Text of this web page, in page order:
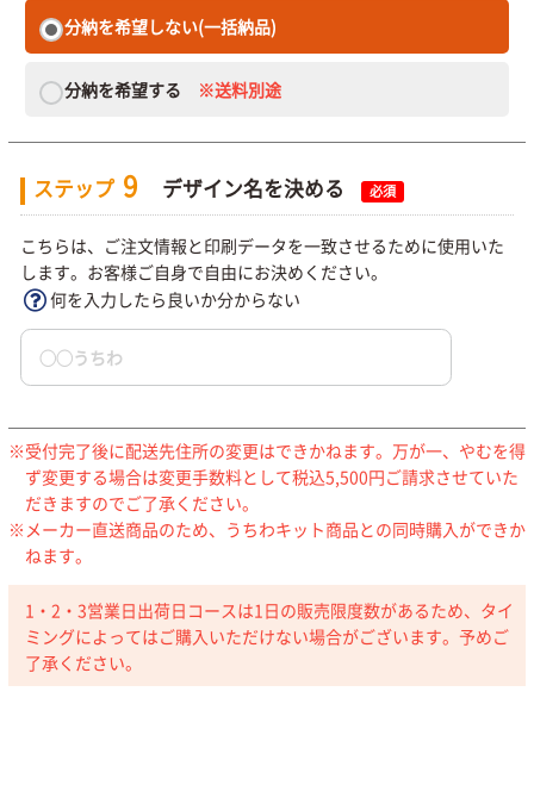
分納を希望しない(一括納品)
分納を希望する ※送料別途
ステップ 9 デザイン名を決める 必須
こちらは、ご注文情報と印刷データを一致させるために使用いた
します。お客様ご自身で自由にお決めください。
何を入力したら良いか分からない
受付完了後に配送先住所の変更はできかねます。万が一、やむを得
ず変更する場合は変更手数料として税込5,500円ご請求させていた
だきますのでご了承ください。
メーカー直送商品のため、うちわキット商品との同時購入ができか
ねます。
1・2・3営業日出荷日コースは1日の販売限度数があるため、タイ
ミングによってはご購入いただけない場合がございます。予めご
了承ください。